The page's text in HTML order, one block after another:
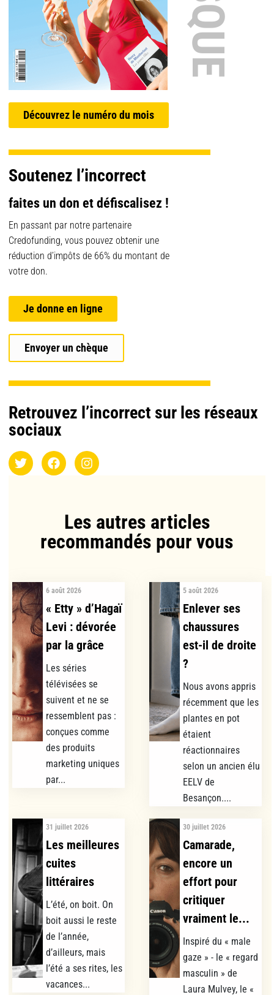
Découvrez le numéro du mois
Soutenez l’incorrect
faites un don et défiscalisez !
En passant par notre partenaire
Credofunding, vous pouvez obtenir une
réduction d’impôts de 66% du montant de
votre don.
Je donne en ligne
Envoyer un chèque
Retrouvez l’incorrect sur les réseaux
sociaux
Les autres articles
recommandés pour vous​
6 août 2026
« Etty » d’Hagaï
Levi : dévorée
par la grâce
Les séries
télévisées se
suivent et ne se
ressemblent pas :
conçues comme
des produits
marketing uniques
par...
5 août 2026
Enlever ses
chaussures
est-il de droite
?
Nous avons appris
récemment que les
plantes en pot
étaient
réactionnaires
selon un ancien élu
EELV de
Besançon....
31 juillet 2026
Les meilleures
cuites
littéraires
L’été, on boit. On
boit aussi le reste
de l’année,
d’ailleurs, mais
l’été a ses rites, les
vacances...
30 juillet 2026
Camarade,
encore un
effort pour
critiquer
vraiment le...
Inspiré du « male
gaze » - le « regard
masculin » de
Laura Mulvey, le «